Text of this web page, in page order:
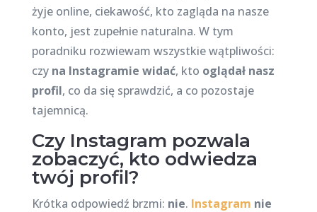
żyje online, ciekawość, kto zagląda na nasze
konto, jest zupełnie naturalna. W tym
poradniku rozwiewam wszystkie wątpliwości:
czy na Instagramie widać, kto oglądał nasz
profil, co da się sprawdzić, a co pozostaje
tajemnicą.
Czy Instagram pozwala
zobaczyć, kto odwiedza
twój profil?
Krótka odpowiedź brzmi: nie. Instagram nie